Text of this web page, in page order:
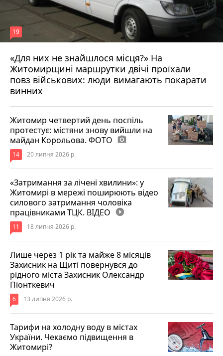
«Для них не знайшлося місця?» На
Житомирщині маршрутки двічі проїхали
повз військових: люди вимагають покарати
винних
19
17 липня 2026 р.
Житомир четвертий день поспіль
протестує: містяни знову вийшли на
майдан Корольова. ФОТО photo_camera
14 20 липня 2026 р.
«Затримання за лічені хвилини»: у
Житомирі в мережі поширюють відео
силового затримання чоловіка
працівниками ТЦК. ВІДЕО play_circle_filled
11 18 липня 2026 р.
Лише через 1 рік та майже 8 місяців
Захисник на Щиті повернувся до
рідного міста Захисник Олександр
Піонткевич
6 13 липня 2026 р.
Тарифи на холодну воду в містах
України. Чекаємо підвищення в
Житомирі?